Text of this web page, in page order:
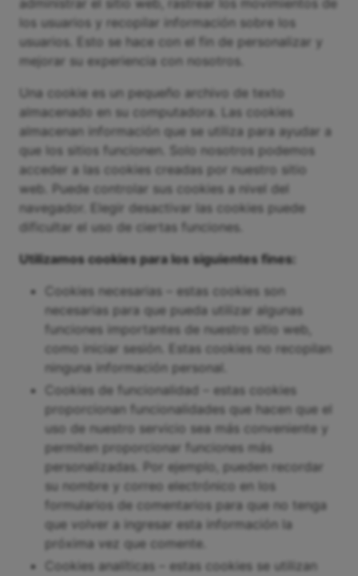
los usuarios y recopilar información sobre los
usuarios. Esto se hace con el fin de personalizar y
mejorar su experiencia con nosotros.
Una cookie es un pequeño archivo de texto
almacenado en su computadora. Las cookies
almacenan información que se utiliza para ayudar a
que los sitios funcionen. Solo nosotros podemos
acceder a las cookies creadas por nuestro sitio
web. Puede controlar sus cookies a nivel del
navegador. Elegir desactivar las cookies puede
dificultar el uso de ciertas funciones.
Utilizamos cookies para los siguientes fines:
Cookies necesarias – estas cookies son
necesarias para que pueda utilizar algunas
funciones importantes de nuestro sitio web,
como iniciar sesión. Estas cookies no recopilan
ninguna información personal.
Cookies de funcionalidad – estas cookies
proporcionan funcionalidades que hacen que el
uso de nuestro servicio sea más conveniente y
permiten proporcionar funciones más
personalizadas. Por ejemplo, pueden recordar
su nombre y correo electrónico en los
formularios de comentarios para que no tenga
que volver a ingresar esta información la
próxima vez que comente.
Cookies analíticas – estas cookies se utilizan